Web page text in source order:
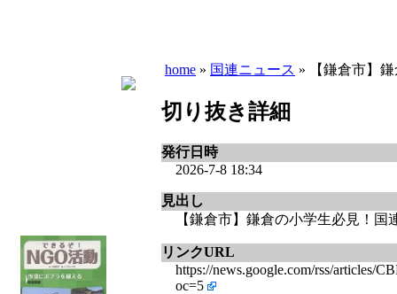
home » 国連ニュース » 【鎌倉市】
切り抜き詳細
発行日時
2026-7-8 18:34
見出し
【鎌倉市】鎌倉の小学生必見！
リンクURL
https://news.google.com/rss/
oc=5